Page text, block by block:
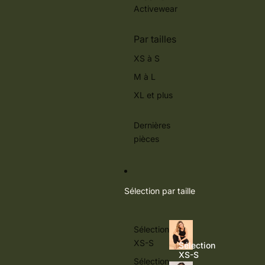
Activewear
Par tailles
XS à S
M à L
XL et plus
Dernières
pièces
Sélection par taille
Sélection
XS-S
Sélection
Sélection
XS-S